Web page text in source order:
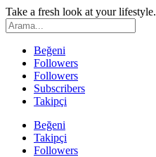
Take a fresh look at your lifestyle.
Beğeni
Followers
Followers
Subscribers
Takipçi
Beğeni
Takipçi
Followers